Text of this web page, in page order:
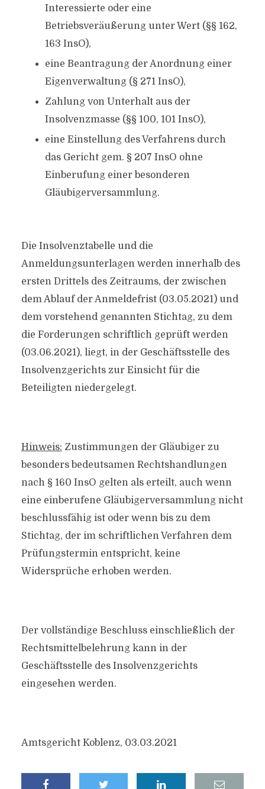
Interessierte oder eine
Betriebsveräußerung unter Wert (§§ 162,
163 InsO),
eine Beantragung der Anordnung einer
Eigenverwaltung (§ 271 InsO),
Zahlung von Unterhalt aus der
Insolvenzmasse (§§ 100, 101 InsO),
eine Einstellung des Verfahrens durch
das Gericht gem. § 207 InsO ohne
Einberufung einer besonderen
Gläubigerversammlung.
Die Insolvenztabelle und die
Anmeldungsunterlagen werden innerhalb des
ersten Drittels des Zeitraums, der zwischen
dem Ablauf der Anmeldefrist (03.05.2021) und
dem vorstehend genannten Stichtag, zu dem
die Forderungen schriftlich geprüft werden
(03.06.2021), liegt, in der Geschäftsstelle des
Insolvenzgerichts zur Einsicht für die
Beteiligten niedergelegt.
Hinweis: Zustimmungen der Gläubiger zu
besonders bedeutsamen Rechtshandlungen
nach § 160 InsO gelten als erteilt, auch wenn
eine einberufene Gläubigerversammlung nicht
beschlussfähig ist oder wenn bis zu dem
Stichtag, der im schriftlichen Verfahren dem
Prüfungstermin entspricht, keine
Widersprüche erhoben werden.
Der vollständige Beschluss einschließlich der
Rechtsmittelbelehrung kann in der
Geschäftsstelle des Insolvenzgerichts
eingesehen werden.
Amtsgericht Koblenz, 03.03.2021